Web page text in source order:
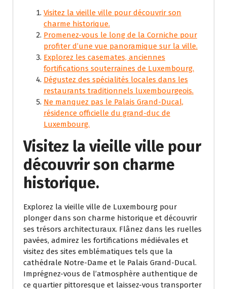
Visitez la vieille ville pour découvrir son
charme historique.
Promenez-vous le long de la Corniche pour
profiter d’une vue panoramique sur la ville.
Explorez les casemates, anciennes
fortifications souterraines de Luxembourg.
Dégustez des spécialités locales dans les
restaurants traditionnels luxembourgeois.
Ne manquez pas le Palais Grand-Ducal,
résidence officielle du grand-duc de
Luxembourg.
Visitez la vieille ville pour
découvrir son charme
historique.
Explorez la vieille ville de Luxembourg pour
plonger dans son charme historique et découvrir
ses trésors architecturaux. Flânez dans les ruelles
pavées, admirez les fortifications médiévales et
visitez des sites emblématiques tels que la
cathédrale Notre-Dame et le Palais Grand-Ducal.
Imprégnez-vous de l’atmosphère authentique de
ce quartier pittoresque et laissez-vous transporter